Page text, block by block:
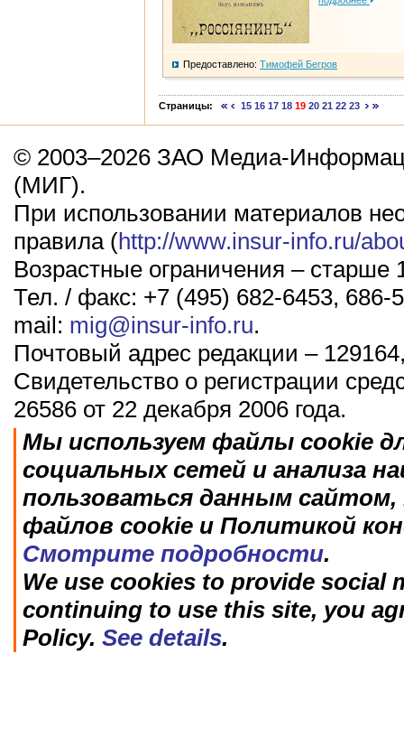
Предоставлено: Тимофей Бегров
Страницы: 15 16 17 18 19 20 21 22 23
© 2003–2026 ЗАО Медиа-
(МИГ).
При использовании материалов
правила (http://www.insur-info.ru/
Возрастные ограничения – старше
Тел. / факс: +7 (495) 682-6453, 686-
mail: mig@insur-info.ru.
Почтовый адрес редакции –
Свидетельство о регистрации
26586 от 22 декабря 2006 года.
Мы используем файлы cookie
социальных сетей и анализа
пользоваться данным
файлов cookie и Политикой
Смотрите подробности.
We use cookies to provide social
continuing to use this site, you
Policy. See details.